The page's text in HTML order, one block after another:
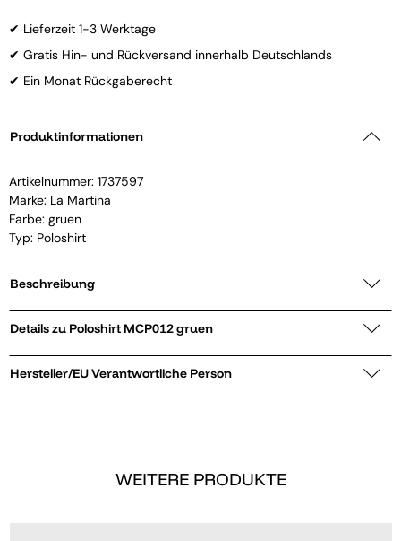
✔ Lieferzeit 1-3 Werktage
✔ Gratis Hin- und Rückversand innerhalb Deutschlands
✔ Ein Monat Rückgaberecht
Produktinformationen
Artikelnummer: 1737597
Marke: La Martina
Farbe: gruen
Typ: Poloshirt
Beschreibung
Details zu Poloshirt MCP012 gruen
Hersteller/EU Verantwortliche Person
WEITERE PRODUKTE